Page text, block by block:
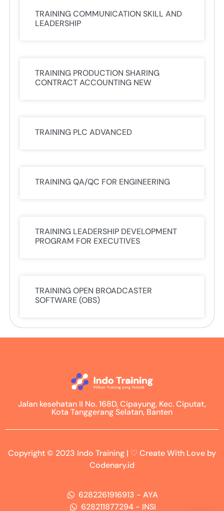
TRAINING COMMUNICATION SKILL AND
LEADERSHIP
TRAINING PRODUCTION SHARING
CONTRACT ACCOUNTING NEW
TRAINING PLC ADVANCED
TRAINING QA/QC FOR ENGINEERING
TRAINING LEADERSHIP DEVELOPMENT
PROGRAM FOR EXECUTIVES
TRAINING OPEN BROADCASTER
SOFTWARE (OBS)
Jalan kesehatan II No. 168D, Cipayung, Kec. Ciputat,
Kota Tanggerang Selatan, Banten
Copyright © 2023 Indo Training | ♡ Create With Love by
Codenary.id
6282261916913 - AYA
628211877294 - INSI